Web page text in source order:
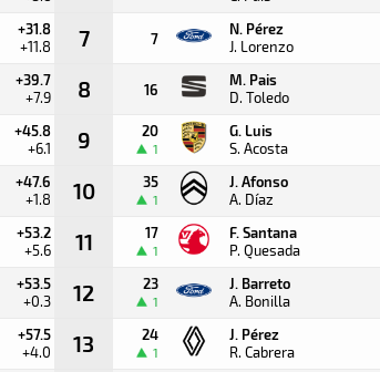
+31.8
+11.8 7 7
N. Pérez
J. Lorenzo
+39.7
+7.9 8 16
M. Pais
D. Toledo
+45.8
+6.1 9 20
1
G. Luis
S. Acosta
+47.6
+1.8 10 35
1
J. Afonso
A. Díaz
+53.2
+5.6 11 17
1
F. Santana
P. Quesada
+53.5
+0.3 12 23
1
J. Barreto
A. Bonilla
+57.5
+4.0 13 24
1
J. Pérez
R. Cabrera